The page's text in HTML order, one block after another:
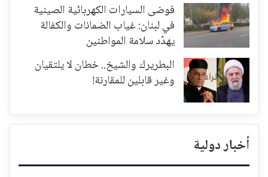
فوضى السيارات الكهربائية الصينية
في لبنان: غياب الضمانات والكفالة
يهدّد سلامة المواطنين
البطريرك والشيخ.. خطان لا يلتقيان
وغير قابلين للمقارنة!
أخبار دولية